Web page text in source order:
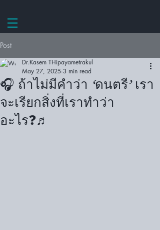
Post
🎧 ถ้าไม่มีคำว่า ‘ดนตรี’ เรา
จะเรียกสิ่งที่เราทำว่า
อะไร❓♬
Dr.Kasem THipayametrakul
May 27, 2025 3 min read